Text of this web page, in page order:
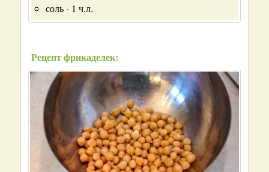
соль - 1 ч.л.
Рецепт фрикаделек: